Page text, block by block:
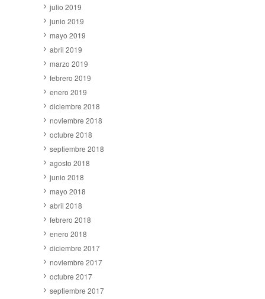
julio 2019
junio 2019
mayo 2019
abril 2019
marzo 2019
febrero 2019
enero 2019
diciembre 2018
noviembre 2018
octubre 2018
septiembre 2018
agosto 2018
junio 2018
mayo 2018
abril 2018
febrero 2018
enero 2018
diciembre 2017
noviembre 2017
octubre 2017
septiembre 2017